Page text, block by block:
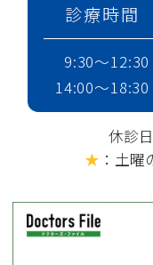
診療時間
9:30～12:30
14:00～18:30
休診
★ ：土